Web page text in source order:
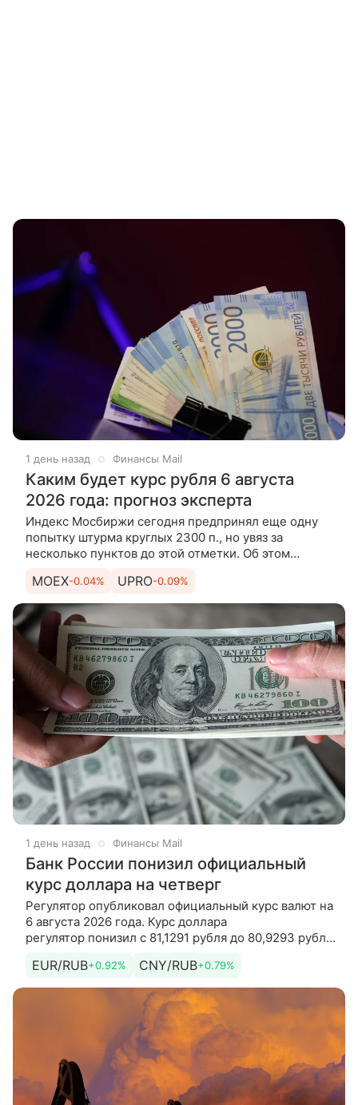
1 день назад Финансы Mail
Каким будет курс рубля 6 августа
2026 года: прогноз эксперта
Индекс Мосбиржи сегодня предпринял еще одну
попытку штурма круглых 2300 п., но увяз за
несколько пунктов до этой отметки. Об этом
Мир инвестиций» Андрей
MOEX-0.04% UPRO-0.09%
1 день назад Финансы Mail
Банк России понизил официальный
курс доллара на четверг
Регулятор опубликовал официальный курс валют на
6 августа 2026 года. Курс доллара
регулятор понизил с 81,1291 рубля до 80,9293 рубля.
93,1901 рубля. Кроме
EUR/RUB+0.92% CNY/RUB+0.79%